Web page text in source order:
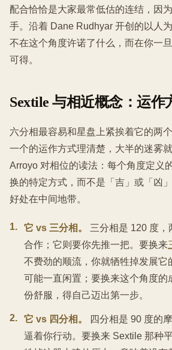
配合恰恰是大家最常低估的连结，因
手。沿着 Dane Rudhyar 开创的以人
不在这个角度许诺了什么，而在你一
可得。
Sextile 与相近概念：运作
六分相最容易和星盘上紧挨着它的两
一个的运作方式理清楚，大半的迷雾
Arroyo 对相位的读法：每个角度定义
换的特定方式，而不是「吉」或「凶
好处在中间地带。
1. 它 vs 三分相。
三分相是 120 度
合作；它则要你先推一把。要换来
不费劲的顺流，你就牺牲掉发展它
可能一直闲置；要换来这个角度的
份舒服，得自己迈出第一步。
2. 它 vs 四分相。
四分相是 90 度的
逼着你行动。要换来 Sextile 那种